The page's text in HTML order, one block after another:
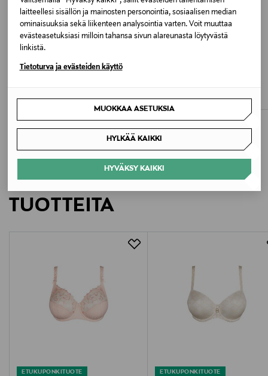
laitteellesi sisällön ja mainosten personointia, sosiaalisen median
ominaisuuksia sekä liikenteen analysointia varten. Voit muuttaa
evästeasetuksiasi milloin tahansa sivun alareunasta löytyvästä
linkistä.
Tietoturva ja evästeiden käyttö
MUOKKAA ASETUKSIA
HYLKÄÄ KAIKKI
HYVÄKSY KAIKKI
BLACK
Valmistusmaa
Tunisia
Valmistajan tuotenumero
Lageweg 4, 9260 Schellebelle, Belgium
ETUKUPONKITUOTE
Original Price
120,00 €
Original Price
105,00 €
LISÄÄ KIINNOSTAVIA
TUOTTEITA
ETUKUPONKITUOTE ETUKUPONKITUOTE